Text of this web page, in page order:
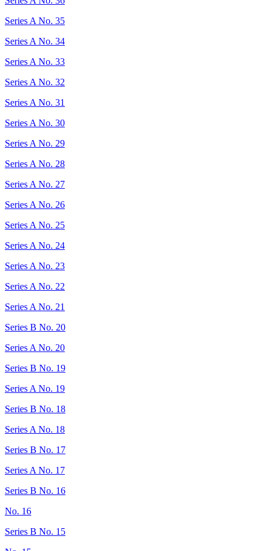
Series A No. 35
Series A No. 34
Series A No. 33
Series A No. 32
Series A No. 31
Series A No. 30
Series A No. 29
Series A No. 28
Series A No. 27
Series A No. 26
Series A No. 25
Series A No. 24
Series A No. 23
Series A No. 22
Series A No. 21
Series B No. 20
Series A No. 20
Series B No. 19
Series A No. 19
Series B No. 18
Series A No. 18
Series B No. 17
Series A No. 17
Series B No. 16
No. 16
Series B No. 15